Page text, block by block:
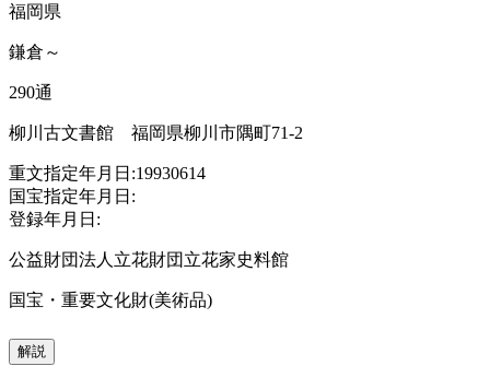
福岡県
鎌倉～
290通
柳川古文書館 福岡県柳川市隅町71-2
重文指定年月日:19930614
国宝指定年月日:
登録年月日:
公益財団法人立花財団立花家史料館
国宝・重要文化財(美術品)
解説